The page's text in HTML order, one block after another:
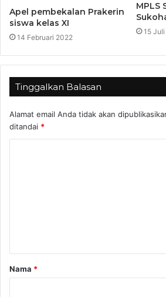
Apel pembekalan Prakerin
siswa kelas XI
14 Februari 2022
MPLS
15 Juli
Tinggalkan Balasan
Alamat email Anda tidak akan
ditandai *
a
r
Nama *